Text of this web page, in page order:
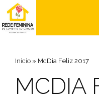
Início » McDia Feliz 2017
MCDIA